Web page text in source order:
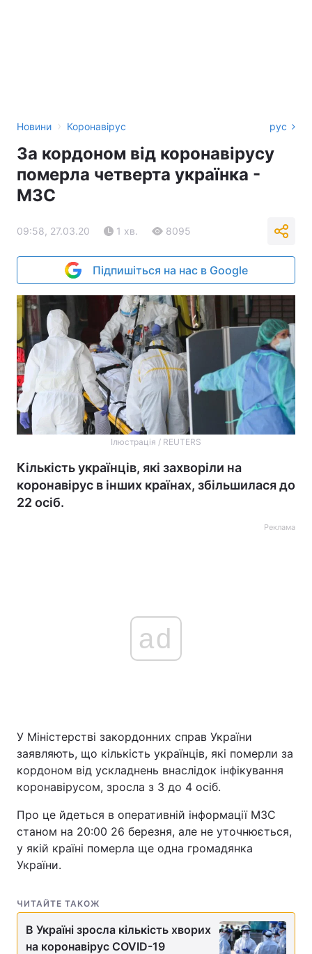
Новини › Коронавірус рус
За кордоном від коронавірусу
померла четверта українка -
МЗС
09:58, 27.03.20 1 хв. 8095
Підпишіться на нас в Google
Ілюстрація / REUTERS
Кількість українців, які захворіли на
коронавірус в інших країнах, збільшилася до
22 осіб.
Реклама
ad
У Міністерстві закордонних справ України
заявляють, що кількість українців, які померли за
кордоном від ускладнень внаслідок інфікування
коронавірусом, зросла з 3 до 4 осіб.
Про це йдеться в оперативній інформації МЗС
станом на 20:00 26 березня, але не уточнюється,
у якій країні померла ще одна громадянка
України.
ЧИТАЙТЕ ТАКОЖ
В Україні зросла кількість хворих
на коронавірус COVID-19